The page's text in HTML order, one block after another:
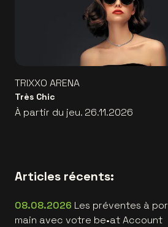
TRIXXO ARENA
Très Chic
À partir du jeu. 26.11.2026
Articles récents:
08.08.2026 Les préventes à
main avec votre be•at Account